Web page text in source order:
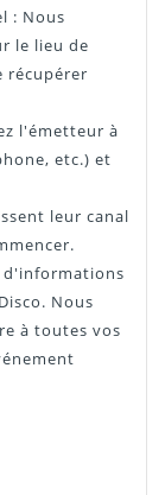
: Nous
le lieu de
récupérer
l'émetteur à
etc.) et
leur canal
d'informations
Nous
à toutes vos